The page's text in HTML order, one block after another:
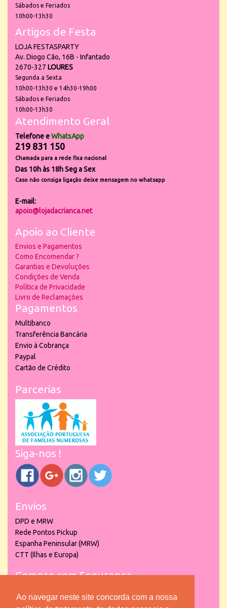
Ao navegar neste site concorda com a nossa
Sábados e Feriados
10h00-13h30
Artigos de Festa
LOJA FESTASPARTY
Av. Diogo Cão, 16B - Infantado
2670-327 LOURES
Segunda a Sexta
10h00-13h30 e 14h30-19h00
Sábados e Feriados
10h00-13h30
Atendimento Geral
Telefone eWhatsApp
219 831 150
Chamada para a rede fixa nacional
Das 10h às 18h Seg a Sex
Caso não consiga ligação deixe mensagem no whatsapp
E-mail:
apoio@lojadacrianca.net
Apoio ao Cliente
Envios e Pagamentos
Como Encomendar ?
Garantias e Devoluções
Condições de Venda
Política de Privacidade
Livro de Reclamações
Pagamentos
Multibanco
Transferência Bancária
Envio à Cobrança
Paypal
Cartão de Crédito
Parcerias
Siga-nos !
Envios
DPD e MRW
Rede Pontos Pickup
Espanha Peninsular (MRW)
CTT (Ilhas e Europa)
Compre com Segurança